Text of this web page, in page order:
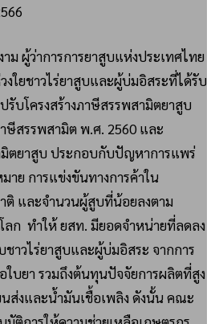
ผู้ว่าการการยาสูบแห่งประเทศไทย
งใยชาวไร่ยาสูบและผู้บ่มอิสระที่ได้รับ
บโครงสร้างภาษีสรรพสามิตยาสูบ
ษีสรรพสามิต พ.ศ. 2560 และ
มิตยาสูบ ประกอบกับปัญหาการแพร่
ย การแข่งขันทางการค้าใน
ติ และจำนวนผู้สูบที่น้อยลงตาม
ลก ทำให้ ยสท. มียอดจำหน่ายที่ลดลง
ชาวไร่ยาสูบและผู้บ่มอิสระ จากการ
ใบยา รวมถึงต้นทุนปัจจัยการผลิตที่สูง
ส่งและน้ำมันเชื้อเพลิง ดังนั้น คณะ